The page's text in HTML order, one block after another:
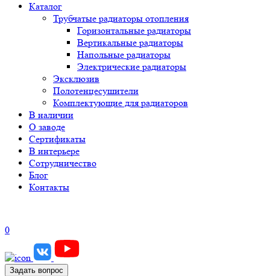
Каталог
Трубчатые радиаторы отопления
Горизонтальные радиаторы
Вертикальные радиаторы
Напольные радиаторы
Электрические радиаторы
Эксклюзив
Полотенцесушители
Комплектующие для радиаторов
В наличии
О заводе
Сертификаты
В интерьере
Сотрудничество
Блог
Контакты
0
Задать вопрос